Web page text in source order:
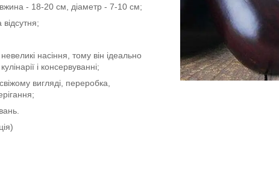
- 18-20 см, діаметр - 7-10 см;
відсутня;
насіння, тому він ідеально
і консервуванні;
вигляді, переробка,